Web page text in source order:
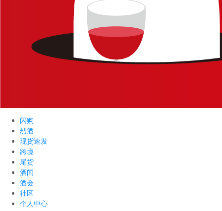
闪购
烈酒
现货速发
跨境
尾货
酒闻
酒会
社区
个人中心